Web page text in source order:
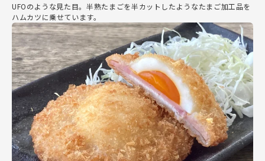
UFOのような見た目。半熟たまごを半カットしたようなたまご加工品を
ハムカツに乗せています。